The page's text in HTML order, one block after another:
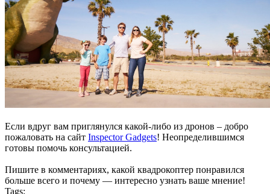
Если вдруг вам приглянулся какой-либо из дронов – добро
пожаловать на сайт Inspector Gadgets! Неопределившимся
готовы помочь консультацией.
Пишите в комментариях, какой квадрокоптер понравился
больше всего и почему — интересно узнать ваше мнение!
Tags: